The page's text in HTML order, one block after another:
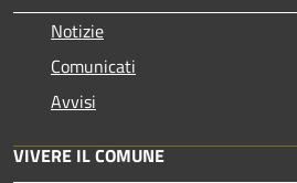
Notizie
Comunicati
Avvisi
VIVERE IL COMUNE